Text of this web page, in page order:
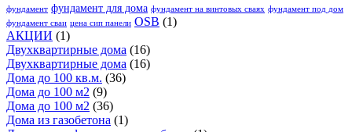
фундамент фундамент для дома фундамент на винтовых сваях фундамент под дом
фундамент сваи цена сип панели OSB (1)
АКЦИИ (1)
Двухквартирные дома (16)
Двухквартирные дома (16)
Дома до 100 кв.м. (36)
Дома до 100 м2 (9)
Дома до 100 м2 (36)
Дома из газобетона (1)